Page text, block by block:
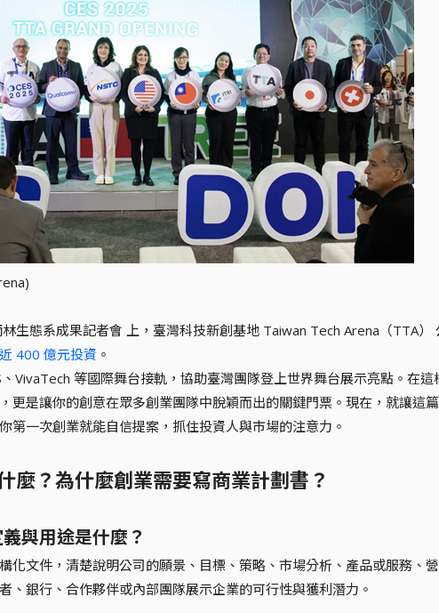
生態系成果記者會 上，臺灣科技新創基地 Taiwan Tech Arena（TTA
400 億元投資 。
VivaTech 等國際舞台接軌，協助臺灣團隊登上世界舞台展示亮點。在
更是讓你的創意在眾多創業團隊中脫穎而出的關鍵門票。現在，就讓這
第一次創業就能自信提案，抓住投資人與市場的注意力。
麼？為什麼創業需要寫商業計劃書？
與用途是什麼？
化文件，清楚說明公司的願景、目標、策略、市場分析、產品或服務、
、銀行、合作夥伴或內部團隊展示企業的可行性與獲利潛力。